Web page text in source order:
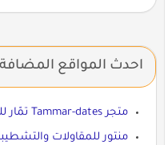
احدث المواقع المضافة
متجر Tammar-dates تمّار للتمور الفاخرة و الضيافة
منتور للمقاولات